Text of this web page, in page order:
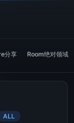
分享 Room绝对领域
ALL